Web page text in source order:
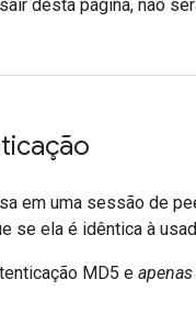
desta página, não
em uma sessão de
se ela é idêntica à
MD5 e apenas